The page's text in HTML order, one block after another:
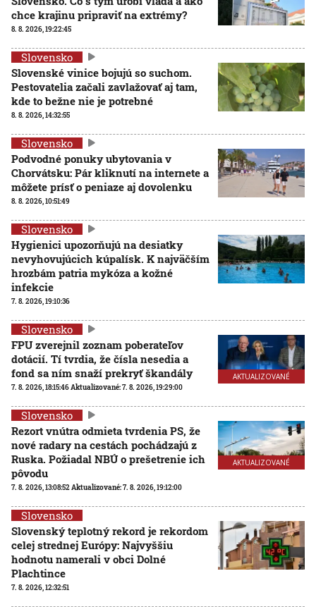
chce krajinu pripraviť na extrémy?
8. 8. 2026, 19:22:45
Slovensko
Slovenské vinice bojujú so suchom.
Pestovatelia začali zavlažovať aj tam,
kde to bežne nie je potrebné
8. 8. 2026, 14:32:55
Slovensko
Podvodné ponuky ubytovania v
Chorvátsku: Pár kliknutí na internete a
môžete prísť o peniaze aj dovolenku
8. 8. 2026, 10:51:49
Slovensko
Hygienici upozorňujú na desiatky
nevyhovujúcich kúpalísk. K najväčším
hrozbám patria mykóza a kožné
infekcie
7. 8. 2026, 19:10:36
AKTUALIZOVANÉ
Slovensko
FPU zverejnil zoznam poberateľov
dotácií. Tí tvrdia, že čísla nesedia a
fond sa ním snaží prekryť škandály
7. 8. 2026, 18:15:46 Aktualizované:7. 8. 2026, 19:29:00
AKTUALIZOVANÉ
Slovensko
Rezort vnútra odmieta tvrdenia PS, že
nové radary na cestách pochádzajú z
Ruska. Požiadal NBÚ o prešetrenie ich
pôvodu
7. 8. 2026, 13:08:52 Aktualizované:7. 8. 2026, 19:12:00
Slovensko
Slovenský teplotný rekord je rekordom
celej strednej Európy: Najvyššiu
hodnotu namerali v obci Dolné
Plachtince
7. 8. 2026, 12:32:51